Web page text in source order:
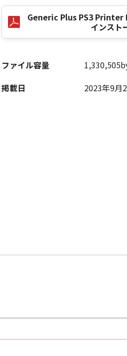
Generic Plus PS3 Printer
インスト
ファイル容量
掲載日
2023年9月